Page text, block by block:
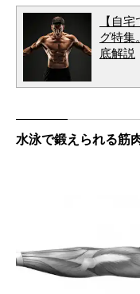
【自
グ特集
底解説
水泳で鍛えられる筋